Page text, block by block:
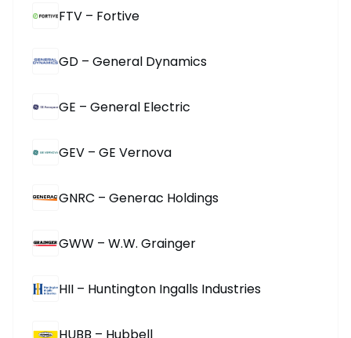
FTV – Fortive
GD – General Dynamics
GE – General Electric
GEV – GE Vernova
GNRC – Generac Holdings
GWW – W.W. Grainger
HII – Huntington Ingalls Industries
HUBB – Hubbell